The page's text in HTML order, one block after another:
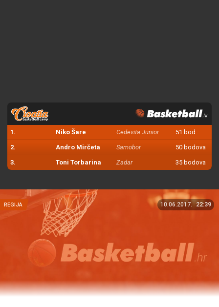
1. Niko Šare Cedevita Junior 51 bod
2. Andro Mirčeta Samobor 50 bodova
3. Toni Torbarina Zadar 35 bodova
REGIJA 10.06.2017. 22:39